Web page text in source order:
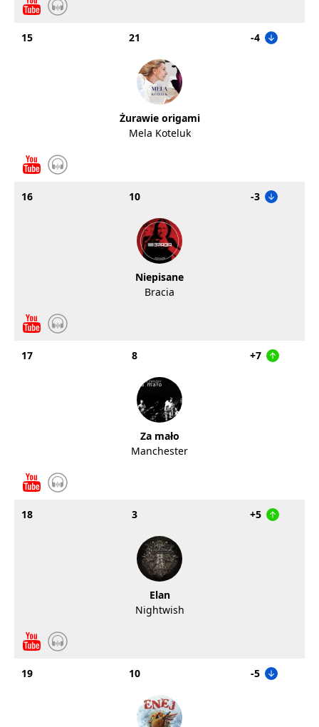
15 21 -4
Żurawie origami
Mela Koteluk
16 10 -3
Niepisane
Bracia
17 8 +7
Za mało
Manchester
18 3 +5
Elan
Nightwish
19 10 -5